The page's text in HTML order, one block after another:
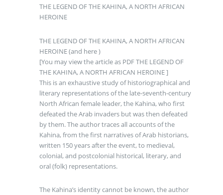
THE LEGEND OF THE KAHINA, A NORTH AFRICAN
HEROINE
THE LEGEND OF THE KAHINA, A NORTH AFRICAN
HEROINE (and here )
[You may view the article as PDF THE LEGEND OF
THE KAHINA, A NORTH AFRICAN HEROINE ]
This is an exhaustive study of historiographical and
literary representations of the late-seventh-century
North African female leader, the Kahina, who first
defeated the Arab invaders but was then defeated
by them. The author traces all accounts of the
Kahina, from the first narratives of Arab historians,
written 150 years after the event, to medieval,
colonial, and postcolonial historical, literary, and
oral (folk) representations.
The Kahina’s identity cannot be known, the author